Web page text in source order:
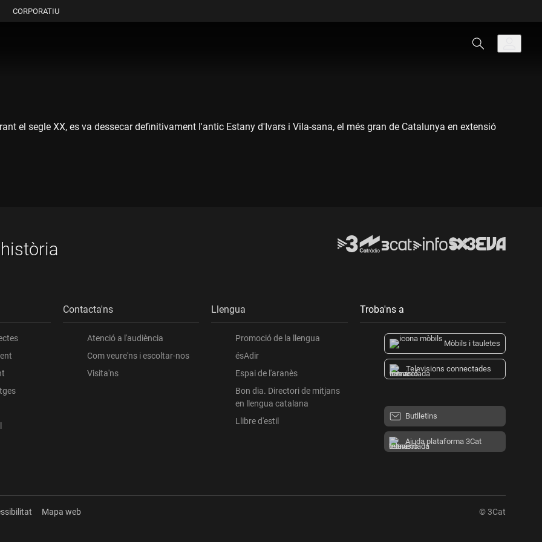
CORPORATIU
el segle XX, es va dessecar definitivament l'antic Estany d'Ivars i Vila-sana, el més gran de Catalunya en extensió
i afavorida per l'arribada de l'aigua sobrant de la construcció del canal d'Urgell a finals del segle XIX, era un
il·lustres que hi venien a fer caceres. Interessos privats de persones properes al règim franquista van decidir de
popular, per mirar de treure'n un profit i un rèdit en forma de conreus que al final no van poder desenvolupar.
l'exalcalde d'Ivars d'Urgell Ramon Maria Guiu, considerat per molts com el pare del nou estany, van aconseguir
va culminar a mitjans de la dècada del 2010. El projecte de recuperació de l'estany ha esdevingut únic, sense
d'una zona humida i d'un ecosistema de fauna i flora que s'havia perdut, adaptat als nous usos i costums del
ecològica de les aigües de l'estany, amb un buidatge parcial que culmina aquest 2021. L'objectiu és aconseguir
possible a les de l'antic, dessecat el 1951, i que aquesta llacuna pugui tornar a recuperar el que va ser durant
Contacta'ns
Atenció a l'audiència
Com veure'ns i escoltar-nos
Visita'ns
Llengua
Promoció de la llengua
ésAdir
Espai de l'aranès
Bon dia. Directori de mitjans
en llengua catalana
Llibre d'estil
Troba'ns a
Mòbils i tauletes
Televisions connectades
Butlletins
Ajuda plataforma 3Cat
Mapa web © 3Cat